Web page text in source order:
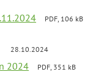
PDF, 106 kB
28.10.2024
2024
PDF, 351 kB